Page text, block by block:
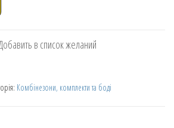
в список желаний
Комбінезони, комплекти та боді